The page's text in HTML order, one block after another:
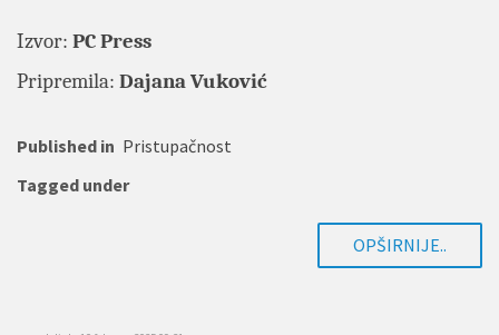
Izvor: PC Press
Pripremila: Dajana Vuković
Published in Pristupačnost
Tagged under
OPŠIRNIJE..